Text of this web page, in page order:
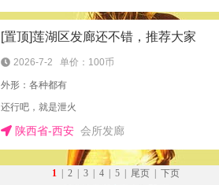
[置顶]莲湖区发廊还不错，推荐大家
2026-7-2 单价：100币
外形：各种都有
还行吧，就是泄火
陕西省-西安会所发廊
1 2 3 4 5 尾页
下页